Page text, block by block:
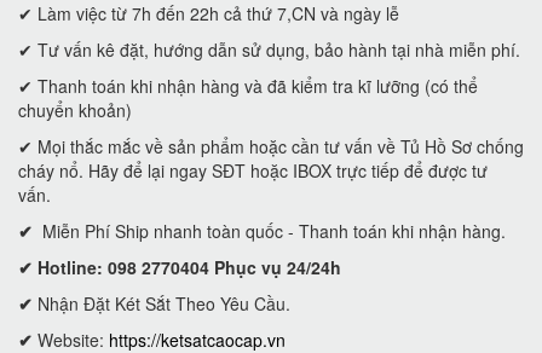
✔ Làm việc từ 7h đến 22h cả thứ 7,CN và ngày lễ
✔ Tư vấn kê đặt, hướng dẫn sử dụng, bảo hành tại nhà miễn phí.
✔ Thanh toán khi nhận hàng và đã kiểm tra kĩ lưỡng (có thể
chuyển khoản)
✔ Mọi thắc mắc về sản phẩm hoặc cần tư vấn về Tủ Hồ Sơ chống
cháy nổ. Hãy để lại ngay SĐT hoặc IBOX trực tiếp để được tư
vấn.
✔ Miễn Phí Ship nhanh toàn quốc - Thanh toán khi nhận hàng.
✔ Hotline: 098 2770404 Phục vụ 24/24h
✔ Nhận Đặt Két Sắt Theo Yêu Cầu.
✔ Website: https://ketsatcaocap.vn